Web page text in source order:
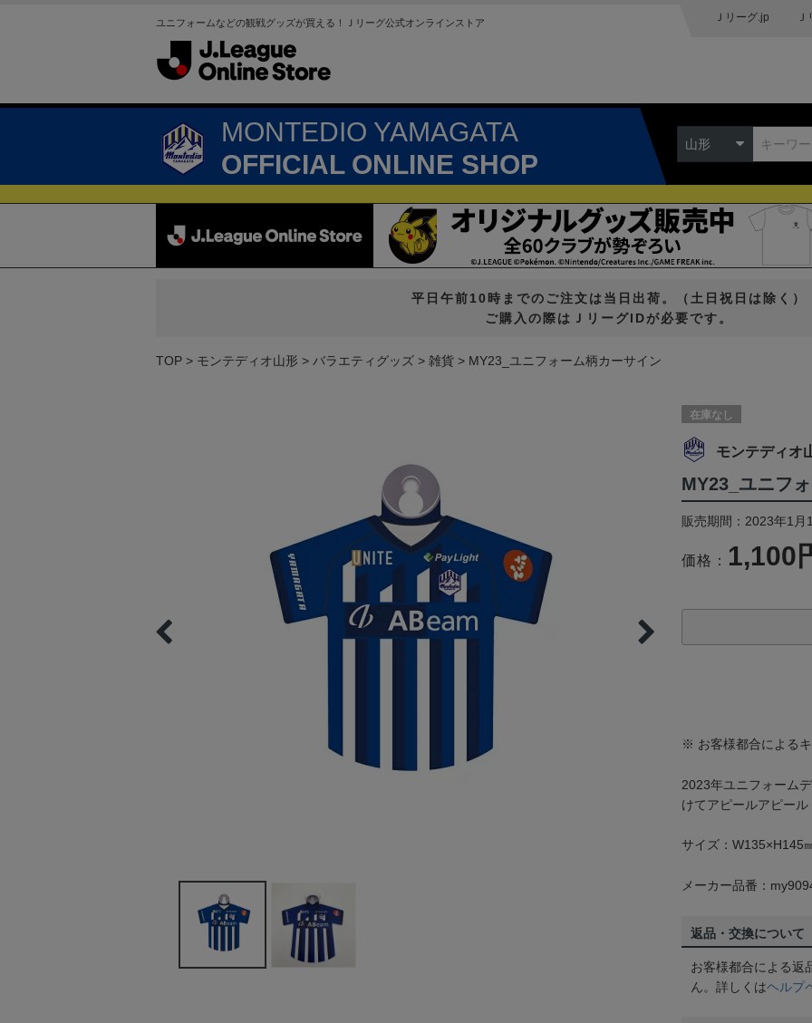
ユニフォームなどの観戦グッズが買える！Ｊリーグ公式オンラインストア Ｊリーグ.jp
MONTEDIO YAMAGATA
OFFICIAL ONLINE SHOP
山形
平日午前10時までのご注文は当日出荷。（土日祝日は除く）
ご購入の際はＪリーグIDが必要です。
TOP モンテディオ山形 バラエティグッズ 雑貨 MY23_ユニフォーム柄カーサイン
在庫なし
モンテディオ
MY23_ユニフ
販売期間：2023年1
価格： 1,100
※ お客様都合による
2023年ユニフォーム
けてアピールアピール
サイズ：W135×H145
メーカー品番：
返品・交換について
お客様都合による返
ん。詳しくはヘルプ